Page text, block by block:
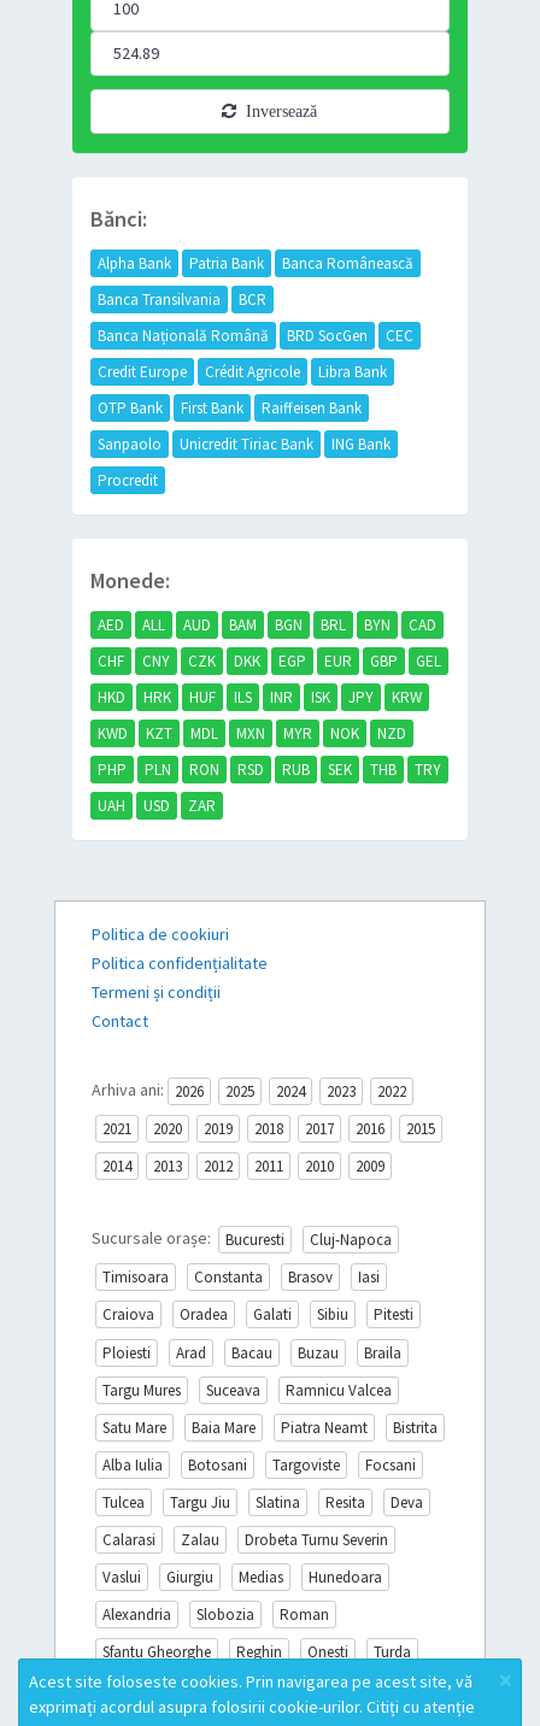
Inversează
Bănci:
Alpha Bank Patria Bank
Banca Românească
Banca Transilvania
BCR
Banca Națională Română
BRD SocGen
CEC
Credit Europe
Crédit Agricole
Libra Bank
OTP Bank
First Bank
Raiffeisen Bank
Sanpaolo
Unicredit Tiriac Bank
ING Bank
Procredit
Monede:
AED ALL AUD BAM BGN BRL BYN
CAD
CHF
CNY CZK DKK EGP EUR GBP
GEL
HKD
HRK HUF ILS INR ISK JPY
KRW
KWD
KZT MDL MXN MYR NOK
NZD
PHP
PLN RON RSD RUB SEK THB
TRY
UAH
USD ZAR
Politica de cookiuri
Politica confidențialitate
Termeni și condiții
Contact
Arhiva ani: 2026 2025 2024 2023
2022
2021
2020 2019 2018 2017 2016
2015
2014
2013 2012 2011 2010 2009
Sucursale orașe: Bucuresti
Cluj-Napoca
Timisoara
Constanta Brasov
Iasi
Craiova
Oradea Galati Sibiu
Pitesti
Ploiesti
Arad Bacau Buzau
Braila
Targu Mures
Suceava
Ramnicu Valcea
Satu Mare
Baia Mare Piatra Neamt
Bistrita
Alba Iulia
Botosani Targoviste
Focsani
Tulcea
Targu Jiu Slatina Resita
Deva
Calarasi
Zalau
Drobeta Turnu Severin
Vaslui
Giurgiu Medias
Hunedoara
Alexandria
Slobozia
Roman
Sfantu Gheorghe
Reghin Onesti
Turda
Sighisoara
Miercurea Ciuc
Campina
×
Acest site foloseste cookies. Prin navigarea pe acest site, vă
exprimați acordul asupra folosirii cookie-urilor. Citiți cu atenție